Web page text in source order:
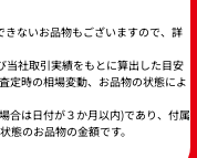
ないお品物もございますので、詳
社取引実績をもとに算出した目安
定時の相場変動、お品物の状態によ
合は日付が３か月以内)であり、付属
態のお品物の金額です。